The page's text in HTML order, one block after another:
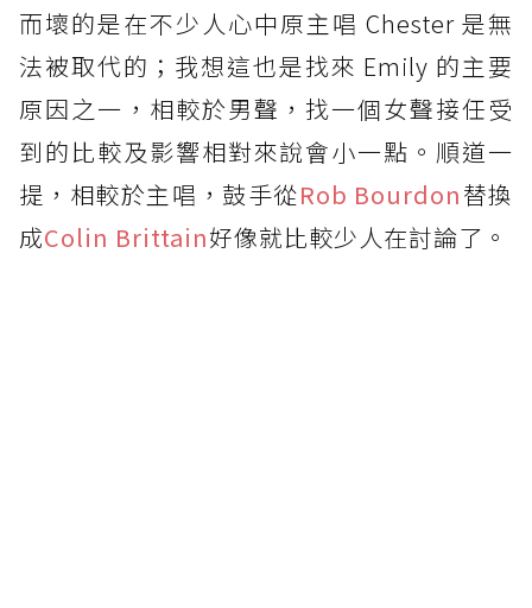
而壞的是在不少人心中原主唱 Chester 是無
法被取代的；我想這也是找來 Emily 的主要
原因之一，相較於男聲，找一個女聲接任受
到的比較及影響相對來說會小一點。順道一
提，相較於主唱，鼓手從Rob Bourdon替換
成Colin Brittain好像就比較少人在討論了。